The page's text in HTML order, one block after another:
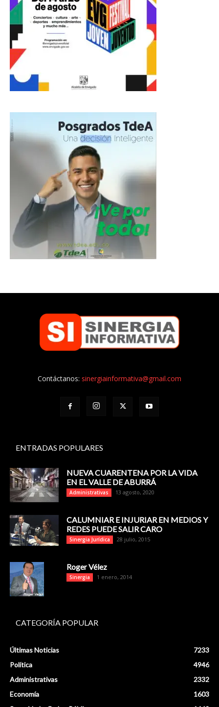
Contáctanos: sinergiainformativa@gmail.com
ENTRADAS POPULARES
NUEVA CUARENTENA POR LA VIDA
EN EL VALLE DE ABURRÁ
Administrativas 13 agosto, 2020
CALUMNIAR E INJURIAR EN MEDIOS Y
REDES PUEDE SALIR CARO
Sinergia Jurídica 28 julio, 2015
Roger Vélez
Sinergia 1 enero, 2014
CATEGORÍA POPULAR
Últimas Noticias
7233
Política
4946
Administrativas
2332
Economía
1603